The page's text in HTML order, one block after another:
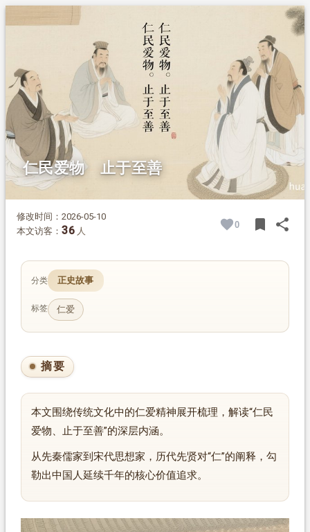
谈传统文化中的仁爱精神
仁爱：儒家文化的核心思想
2.3.
孔子对“仁”的核心解读
2.4.
孟子延伸：仁民而爱物
2.5.天人合一：歌颂天地好生之德
2.6. 止于至善：以仁为己任，以天下为己任
仁民爱物 止于至善
修改时间：2026-05-10
本文访客： 36 人
0 bookmark share
分类 正史故事
标签 仁爱
摘要
本文围绕传统文化中的仁爱精神展开梳理，解读“仁民
爱物、止于至善”的深层内涵。
从先秦儒家到宋代思想家，历代先贤对“仁”的阐释，勾
勒出中国人延续千年的核心价值追求。